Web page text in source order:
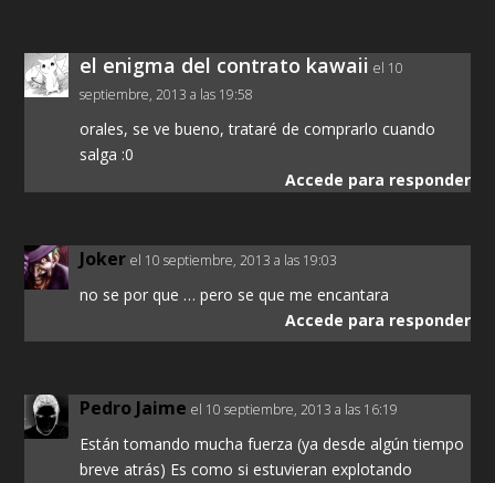
el enigma del contrato kawaii el 10
septiembre, 2013 a las 19:58
orales, se ve bueno, trataré de comprarlo cuando
salga :0
Accede para responder
Joker el 10 septiembre, 2013 a las 19:03
no se por que … pero se que me encantara
Accede para responder
Pedro Jaime el 10 septiembre, 2013 a las 16:19
Están tomando mucha fuerza (ya desde algún tiempo
breve atrás) Es como si estuvieran explotando